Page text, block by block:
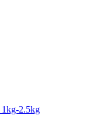
2.5kg